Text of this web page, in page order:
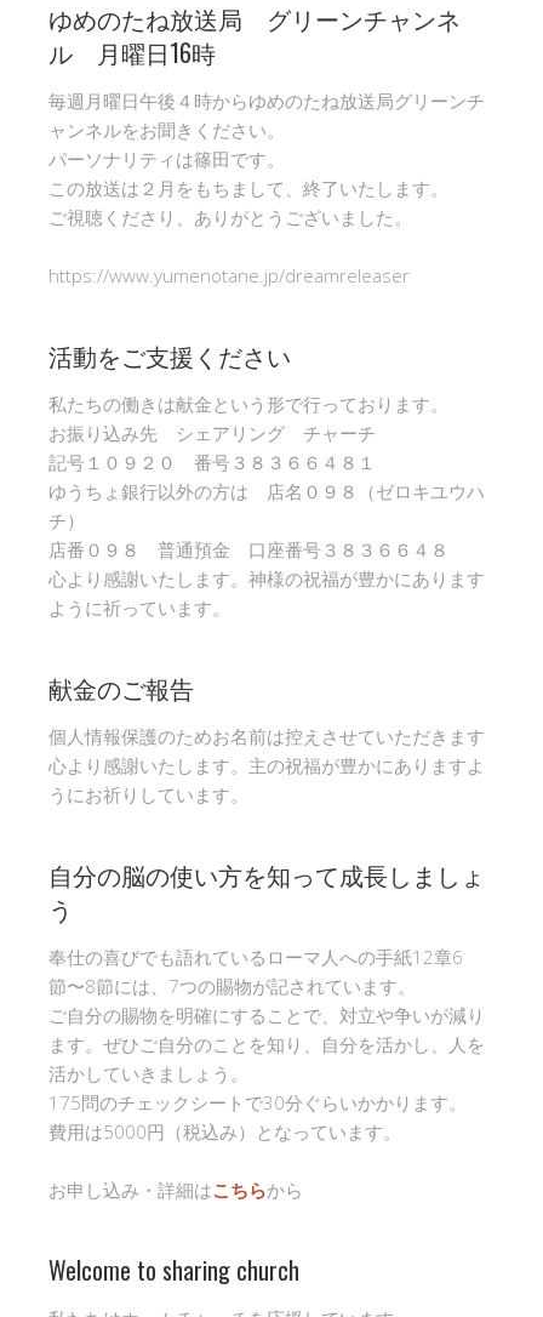
ゆめのたね放送局 グリーンチャンネ
ル 月曜日16時
毎週月曜日午後４時からゆめのたね放送局グリーンチ
ャンネルをお聞きください。
パーソナリティは篠田です。
この放送は２月をもちまして、終了いたします。
ご視聴くださり、ありがとうございました。
https://www.yumenotane.jp/dreamreleaser
活動をご支援ください
私たちの働きは献金という形で行っております。
お振り込み先 シェアリング チャーチ
記号１０９２０ 番号３８３６６４８１
ゆうちょ銀行以外の方は 店名０９８（ゼロキユウハ
チ）
店番０９８ 普通預金 口座番号３８３６６４８
心より感謝いたします。神様の祝福が豊かにあります
ように祈っています。
献金のご報告
個人情報保護のためお名前は控えさせていただきます
心より感謝いたします。主の祝福が豊かにありますよ
うにお祈りしています。
自分の脳の使い方を知って成長しましょ
う
奉仕の喜びでも語れているローマ人への手紙12章6
節〜8節には、7つの賜物が記されています。
ご自分の賜物を明確にすることで、対立や争いが減り
ます。ぜひご自分のことを知り、自分を活かし、人を
活かしていきましょう。
175問のチェックシートで30分ぐらいかかります。
費用は5000円（税込み）となっています。
お申し込み・詳細はこちらから
Welcome to sharing church